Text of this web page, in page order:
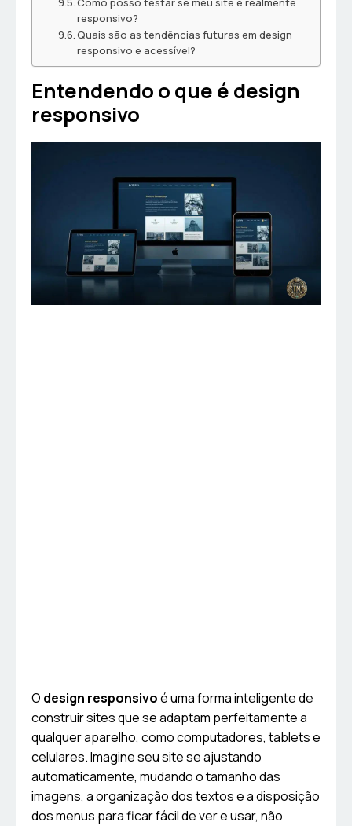
responsivo?
Quais são as tendências futuras em design
responsivo e acessível?
Entendendo o que é design
responsivo
O design responsivoé uma forma inteligente de
construir sites que se adaptam perfeitamente a
qualquer aparelho, como computadores, tablets e
celulares. Imagine seu site se ajustando
automaticamente, mudando o tamanho das
imagens, a organização dos textos e a disposição
dos menus para ficar fácil de ver e usar, não